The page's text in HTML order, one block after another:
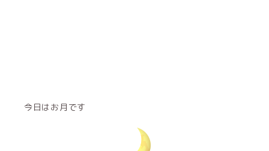
今日はお月です